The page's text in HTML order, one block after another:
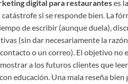
digital para restauranteses
si se responde bien. La
de escribir (aunque duela),
(sin dar necesariamente la
o un correo). El objetivo no
a los futuros clientes que
educación. Una mala reseña bien